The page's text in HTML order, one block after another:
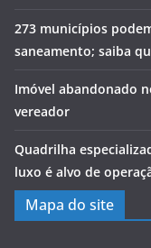
273 municípios
saneamento; saiba
Imóvel abandonado
vereador
Quadrilha
luxo é alvo de
Mapa do site